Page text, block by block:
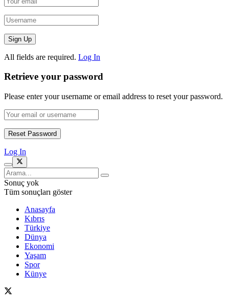
All fields are required. Log In
Retrieve your password
Please enter your username or email address to reset your password.
Log In
Sonuç yok
Tüm sonuçları göster
Anasayfa
Kıbrıs
Türkiye
Dünya
Ekonomi
Yaşam
Spor
Künye